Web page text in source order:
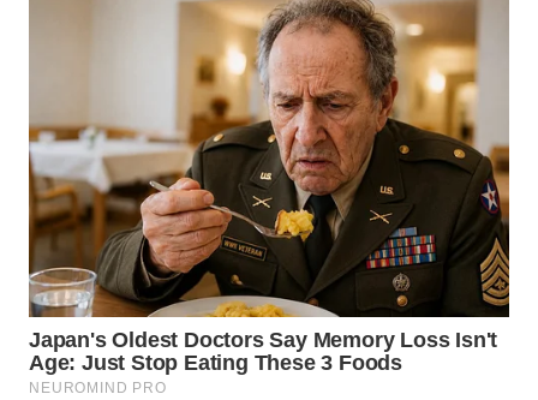
GORONTALO
WN
SULUT
WN
MALUKU
WN
MALUT